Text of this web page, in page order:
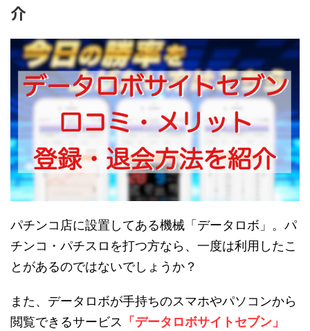
介
パチンコ店に設置してある機械「データロボ」。パ
チンコ・パチスロを打つ方なら、一度は利用したこ
とがあるのではないでしょうか？
また、データロボが手持ちのスマホやパソコンから
閲覧できるサービス
「データロボサイトセブン」